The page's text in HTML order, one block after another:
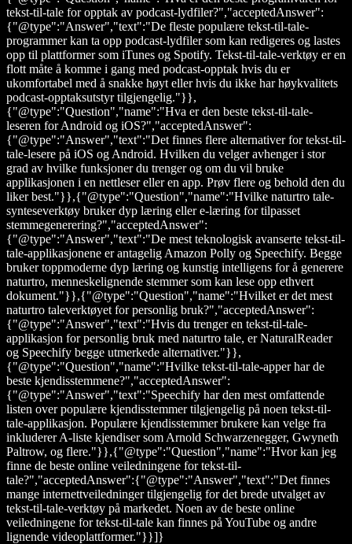
tekst-til-tale for opptak av podcast-lydfiler?","acceptedAnswer":
{"@type":"Answer","text":"De fleste populære tekst-til-tale-
programmer kan ta opp podcast-lydfiler som kan redigeres og lastes
opp til plattformer som iTunes og Spotify. Tekst-til-tale-verktøy er en
flott måte å komme i gang med podcast-opptak hvis du er
ukomfortabel med å snakke høyt eller hvis du ikke har høykvalitets
podcast-opptaksutstyr tilgjengelig."}},
{"@type":"Question","name":"Hva er den beste tekst-til-tale-
leseren for Android og iOS?","acceptedAnswer":
{"@type":"Answer","text":"Det finnes flere alternativer for tekst-til-
tale-lesere på iOS og Android. Hvilken du velger avhenger i stor
grad av hvilke funksjoner du trenger og om du vil bruke
applikasjonen i en nettleser eller en app. Prøv flere og behold den du
liker best."}},{"@type":"Question","name":"Hvilke naturtro tale-
synteseverktøy bruker dyp læring eller e-læring for tilpasset
stemmegenerering?","acceptedAnswer":
{"@type":"Answer","text":"De mest teknologisk avanserte tekst-til-
tale-applikasjonene er antagelig Amazon Polly og Speechify. Begge
bruker toppmoderne dyp læring og kunstig intelligens for å generere
naturtro, menneskelignende stemmer som kan lese opp ethvert
dokument."}},{"@type":"Question","name":"Hvilket er det mest
naturtro taleverktøyet for personlig bruk?","acceptedAnswer":
{"@type":"Answer","text":"Hvis du trenger en tekst-til-tale-
applikasjon for personlig bruk med naturtro tale, er NaturalReader
og Speechify begge utmerkede alternativer."}},
{"@type":"Question","name":"Hvilke tekst-til-tale-apper har de
beste kjendisstemmene?","acceptedAnswer":
{"@type":"Answer","text":"Speechify har den mest omfattende
listen over populære kjendisstemmer tilgjengelig på noen tekst-til-
tale-applikasjon. Populære kjendisstemmer brukere kan velge fra
inkluderer A-liste kjendiser som Arnold Schwarzenegger, Gwyneth
Paltrow, og flere."}},{"@type":"Question","name":"Hvor kan jeg
finne de beste online veiledningene for tekst-til-
tale?","acceptedAnswer":{"@type":"Answer","text":"Det finnes
mange internettveiledninger tilgjengelig for det brede utvalget av
tekst-til-tale-verktøy på markedet. Noen av de beste online
veiledningene for tekst-til-tale kan finnes på YouTube og andre
lignende videoplattformer."}}]}